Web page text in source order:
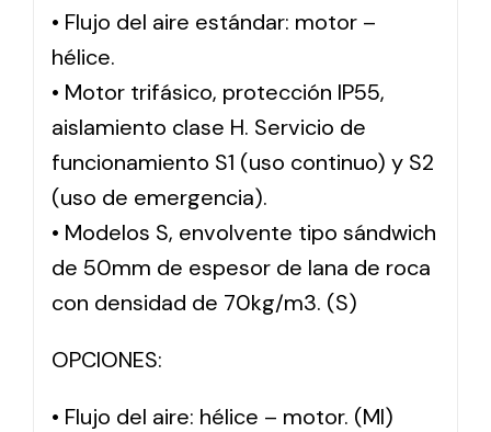
• Flujo del aire estándar: motor –
hélice.
• Motor trifásico, protección IP55,
aislamiento clase H. Servicio de
funcionamiento S1 (uso continuo) y S2
(uso de emergencia).
• Modelos S, envolvente tipo sándwich
de 50mm de espesor de lana de roca
con densidad de 70kg/m3. (S)
OPCIONES:
• Flujo del aire: hélice – motor. (MI)